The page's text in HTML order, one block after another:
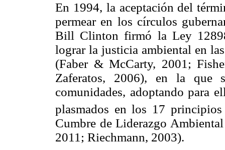
En 1994, la aceptación del
permear en los círculos
Bill Clinton firmó la Ley
lograr la justicia ambiental en
(Faber & McCarty, 2001;
Zaferatos, 2006), en la que
comunidades, adoptando para
plasmados en los 17
Cumbre de Liderazgo
2011; Riechmann, 2003).